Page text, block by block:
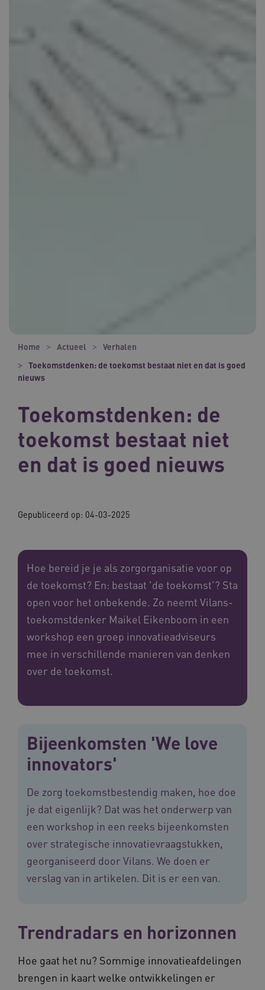
Home Actueel
Verhalen
Toekomstdenken: de toekomst bestaat niet en dat is goed
nieuws
Toekomstdenken: de
toekomst bestaat niet
en dat is goed nieuws
Gepubliceerd op: 04-03-2025
Hoe bereid je je als zorgorganisatie voor op
de toekomst? En: bestaat 'de toekomst'? Sta
open voor het onbekende. Zo neemt Vilans-
toekomstdenker Maikel Eikenboom in een
workshop een groep innovatieadviseurs
mee in verschillende manieren van denken
over de toekomst.
Bijeenkomsten 'We love
innovators'
De zorg toekomstbestendig maken, hoe doe
je dat eigenlijk? Dat was het onderwerp van
een workshop in een reeks bijeenkomsten
over strategische innovatievraagstukken,
georganiseerd door Vilans. We doen er
verslag van in artikelen. Dit is er een van.
Trendradars en horizonnen
Hoe gaat het nu? Sommige innovatieafdelingen
brengen in kaart welke ontwikkelingen er